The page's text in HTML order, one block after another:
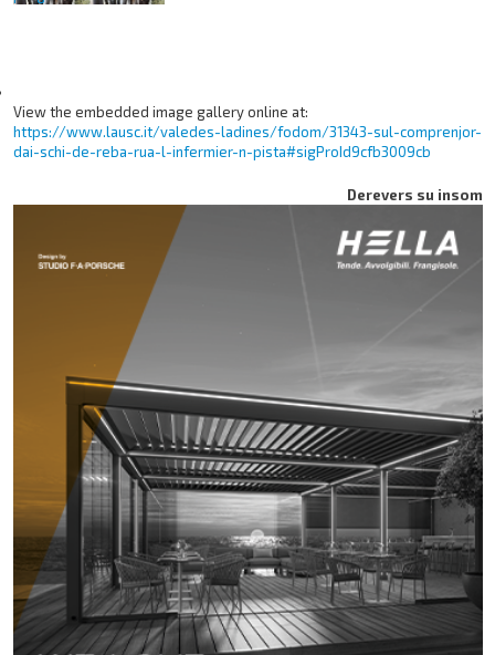
View the embedded image gallery online at:
https://www.lausc.it/valedes-ladines/fodom/31343-sul-comprenjor-
dai-schi-de-reba-rua-l-infermier-n-pista#sigProId9cfb3009cb
Derevers su insom